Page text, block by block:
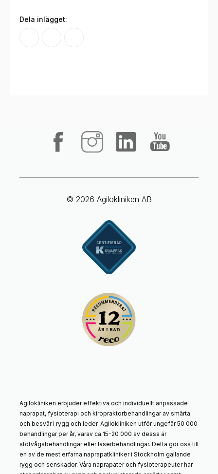
Dela inlägget:
© 2026 Agilokliniken AB
Agilokliniken erbjuder effektiva och individuellt anpassade
naprapat, fysioterapi och kiropraktorbehandlingar av smärta
och besvär i rygg och leder. Agilokliniken utför ungefär 50 000
behandlingar per år, varav ca 15-20 000 av dessa är
stötvågsbehandlingar eller laserbehandlingar. Detta gör oss till
en av de mest erfarna naprapatkliniker i Stockholm gällande
rygg och senskador. Våra naprapater och fysioterapeuter har